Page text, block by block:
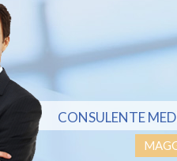
CONSULENTE